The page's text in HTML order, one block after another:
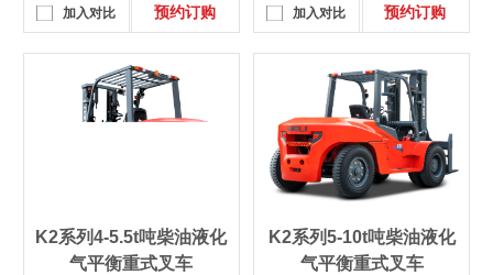
加入对比 预约订购 加入对比 预约订购
K2系列4-5.5t吨柴油液化
气平衡重式叉车
K2系列5-10t吨柴油液化
气平衡重式叉车